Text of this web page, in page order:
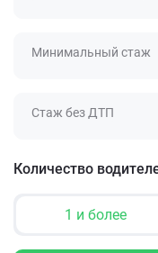
Минимальный стаж
Стаж без ДТП
Количество
1 и более